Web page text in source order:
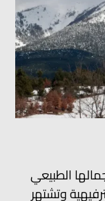
الطبيعي
وتشتهر